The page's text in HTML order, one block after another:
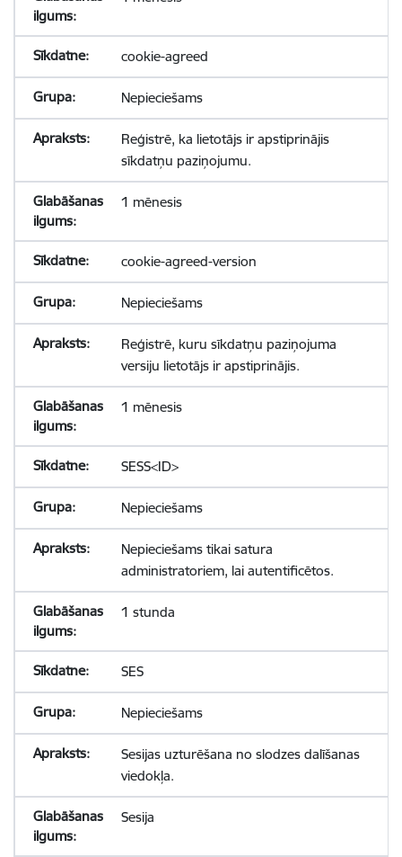
cookie-agreed
Nepieciešams
Reģistrē, ka lietotājs ir apstiprinājis
sīkdatņu paziņojumu.
1 mēnesis
cookie-agreed-version
Nepieciešams
Reģistrē, kuru sīkdatņu paziņojuma
versiju lietotājs ir apstiprinājis.
1 mēnesis
SESS<ID>
Nepieciešams
Nepieciešams tikai satura
administratoriem, lai autentificētos.
1 stunda
SES
Nepieciešams
Sesijas uzturēšana no slodzes dalīšanas
viedokļa.
Sesija